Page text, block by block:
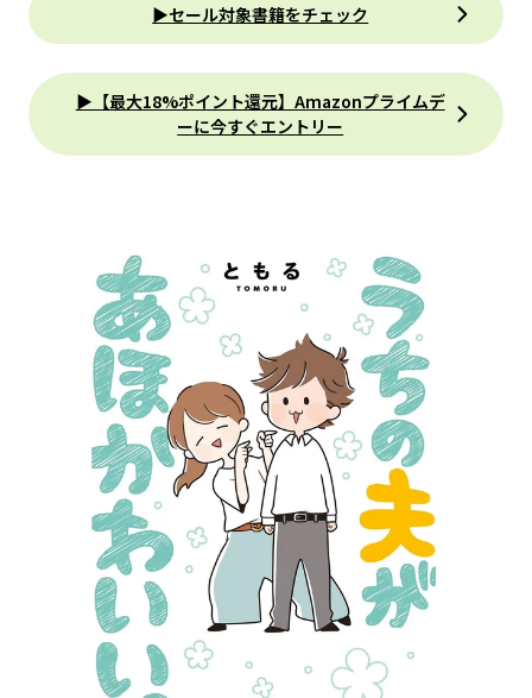
▶セール対象書籍をチェック
▶【最大18%ポイント還元】Amazonプライムデ
ーに今すぐエントリー